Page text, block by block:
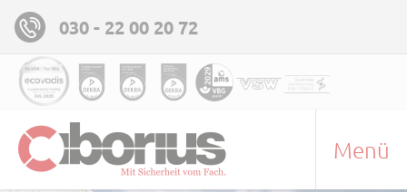
030 - 22 00 20 72
Menü